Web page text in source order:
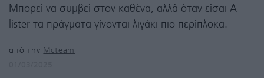
Μπορεί να συμβεί στον καθένα, αλλά όταν είσαι A-
lister τα πράγματα γίνονται λιγάκι πιο περίπλοκα.
από την Mcteam